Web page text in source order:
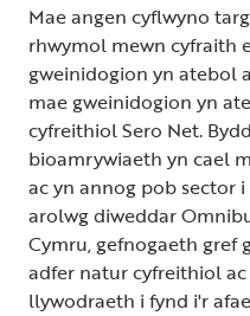
Mae angen cyflwyno
rhwymol mewn cyfraith
gweinidogion yn atebol
mae gweinidogion yn
cyfreithiol Sero Net.
bioamrywiaeth yn cael
ac yn annog pob sector
arolwg diweddar
Cymru, gefnogaeth gref
adfer natur cyfreithiol
llywodraeth i fynd i'r